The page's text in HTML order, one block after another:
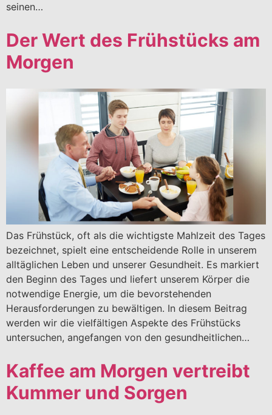
seinen…
Der Wert des Frühstücks am
Morgen
Das Frühstück, oft als die wichtigste Mahlzeit des Tages
bezeichnet, spielt eine entscheidende Rolle in unserem
alltäglichen Leben und unserer Gesundheit. Es markiert
den Beginn des Tages und liefert unserem Körper die
notwendige Energie, um die bevorstehenden
Herausforderungen zu bewältigen. In diesem Beitrag
werden wir die vielfältigen Aspekte des Frühstücks
untersuchen, angefangen von den gesundheitlichen…
Kaffee am Morgen vertreibt
Kummer und Sorgen